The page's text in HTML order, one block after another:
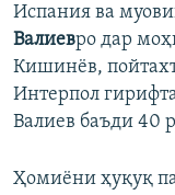
Испания ва
Валиевро дар
Кишинёв,
Интерпол
Валиев баъди 40
Ҳомиёни ҳуқуқ